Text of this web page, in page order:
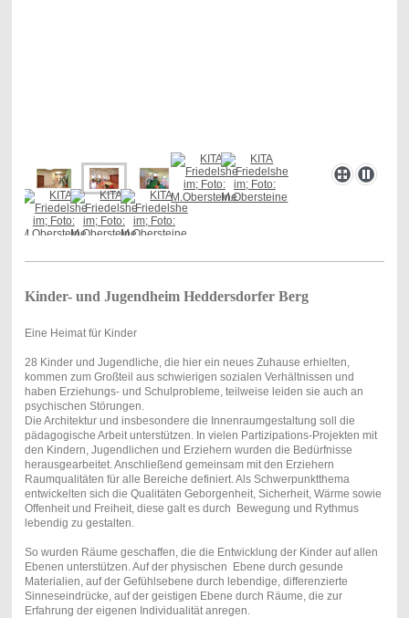
Kinder- und Jugendheim Heddersdorfer Berg
Eine Heimat für Kinder
28 Kinder und Jugendliche, die hier ein neues Zuhause erhielten,
kommen zum Großteil aus schwierigen sozialen Verhältnissen und
haben Erziehungs- und Schulprobleme, teilweise leiden sie auch an
psychischen Störungen.
Die Architektur und insbesondere die Innenraumgestaltung soll die
pädagogische Arbeit unterstützen. In vielen Partizipations-Projekten mit
den Kindern, Jugendlichen und Erziehern wurden die Bedürfnisse
herausgearbeitet. Anschließend gemeinsam mit den Erziehern
Raumqualitäten für alle Bereiche definiert. Als Schwerpunktthema
entwickelten sich die Qualitäten Geborgenheit, Sicherheit, Wärme sowie
Offenheit und Freiheit, diese galt es durch Bewegung und Rythmus
lebendig zu gestalten.
So wurden Räume geschaffen, die die Entwicklung der Kinder auf allen
Ebenen unterstützen. Auf der physischen Ebene durch gesunde
Materialien, auf der Gefühlsebene durch lebendige, differenzierte
Sinneseindrücke, auf der geistigen Ebene durch Räume, die zur
Erfahrung der eigenen Individualität anregen.